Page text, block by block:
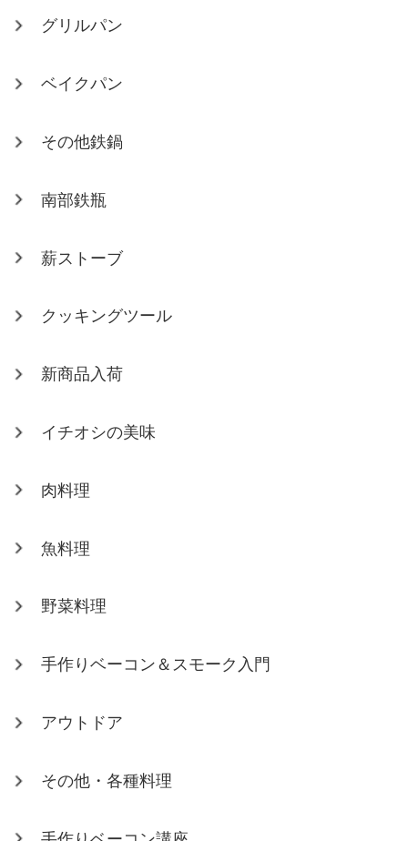
グリルパン
ベイクパン
その他鉄鍋
南部鉄瓶
薪ストーブ
クッキングツール
新商品入荷
イチオシの美味
肉料理
魚料理
野菜料理
手作りベーコン＆スモーク入門
アウトドア
その他・各種料理